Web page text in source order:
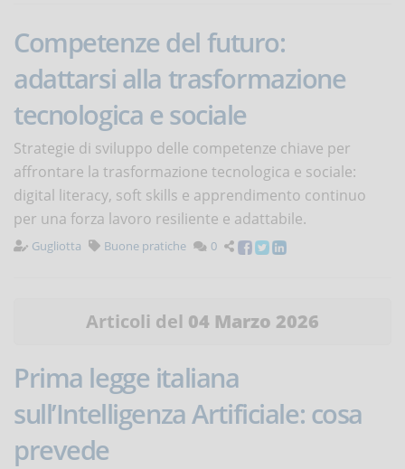
Competenze del futuro:
adattarsi alla trasformazione
tecnologica e sociale
Strategie di sviluppo delle competenze chiave per
affrontare la trasformazione tecnologica e sociale:
digital literacy, soft skills e apprendimento continuo
per una forza lavoro resiliente e adattabile.
Gugliotta Buone pratiche 0
Articoli del 04 Marzo 2026
Prima legge italiana
sull’Intelligenza Artificiale: cosa
prevede